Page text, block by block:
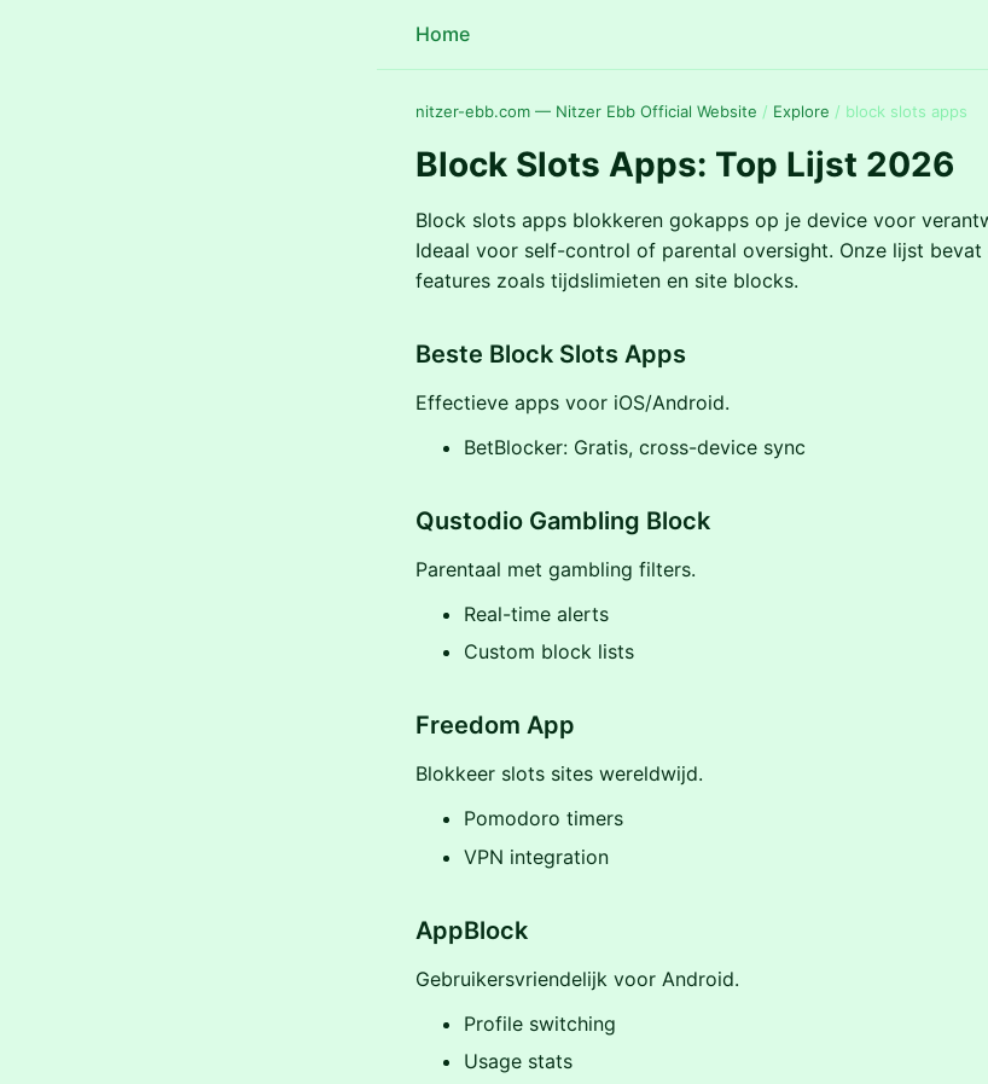
Home
nitzer-ebb.com — Nitzer Ebb Official Website / Explore / block slots apps
Block Slots Apps: Top Lijst 2026
Block slots apps blokkeren gokapps op je device voor
Ideaal voor self-control of parental oversight. Onze lijst
features zoals tijdslimieten en site blocks.
Beste Block Slots Apps
Effectieve apps voor iOS/Android.
BetBlocker: Gratis, cross-device sync
Qustodio Gambling Block
Parentaal met gambling filters.
Real-time alerts
Custom block lists
Freedom App
Blokkeer slots sites wereldwijd.
Pomodoro timers
VPN integration
AppBlock
Gebruikersvriendelijk voor Android.
Profile switching
Usage stats